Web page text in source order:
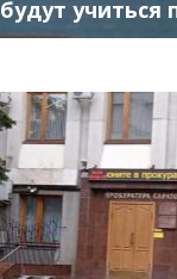
будут учиться